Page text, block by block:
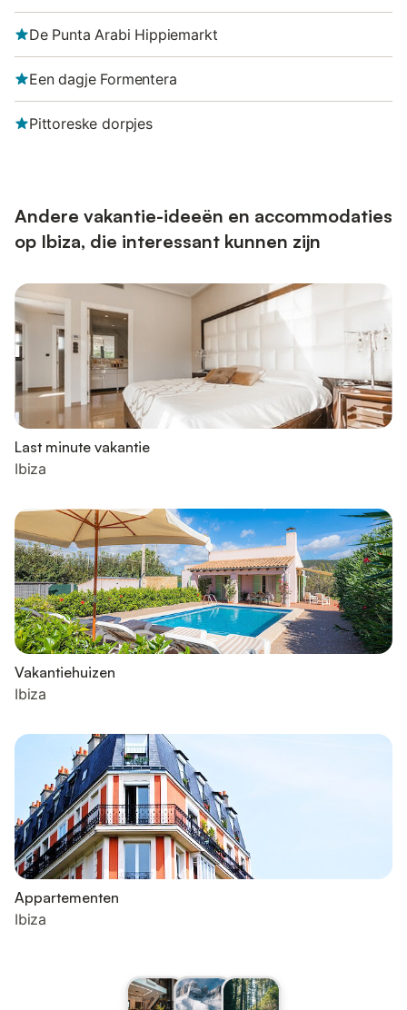
De Punta Arabi Hippiemarkt
Een dagje Formentera
Pittoreske dorpjes
Andere vakantie-ideeën en accommodaties
op Ibiza, die interessant kunnen zijn
Last minute vakantie
Ibiza
Vakantiehuizen
Ibiza
Appartementen
Ibiza